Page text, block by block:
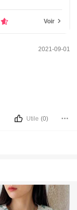
Voir
2021-09-01
Utile (0)